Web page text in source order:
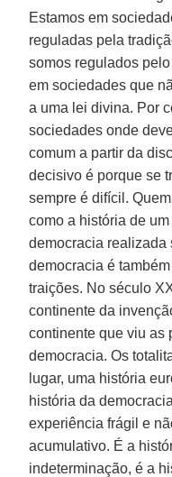
Estamos em
reguladas pela
somos regulados
em sociedades que
a uma lei divina. Por
sociedades onde
comum a partir da
decisivo é porque se
sempre é difícil.
como a história de
democracia realizada
democracia é
traições. No século
continente da
continente que viu as
democracia. Os
lugar, uma história
história da
experiência frágil e
acumulativo. É a
indeterminação, é a